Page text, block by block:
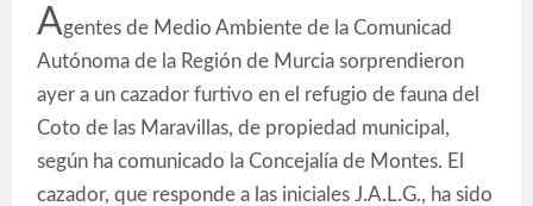
Agentes de Medio Ambiente de la Comunicad
Autónoma de la Región de Murcia sorprendieron
ayer a un cazador furtivo en el refugio de fauna del
Coto de las Maravillas, de propiedad municipal,
según ha comunicado la Concejalía de Montes. El
cazador, que responde a las iniciales J.A.L.G., ha sido